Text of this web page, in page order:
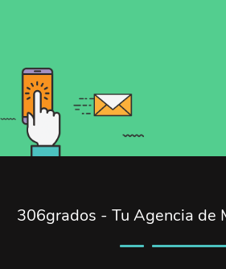
306grados - Tu Agencia de